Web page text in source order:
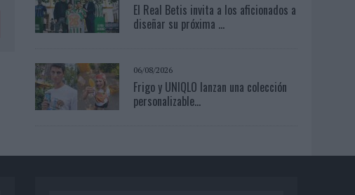
El Real Betis invita a los aficionados a
diseñar su próxima ...
06/08/2026
Frigo y UNIQLO lanzan una colección
personalizable...